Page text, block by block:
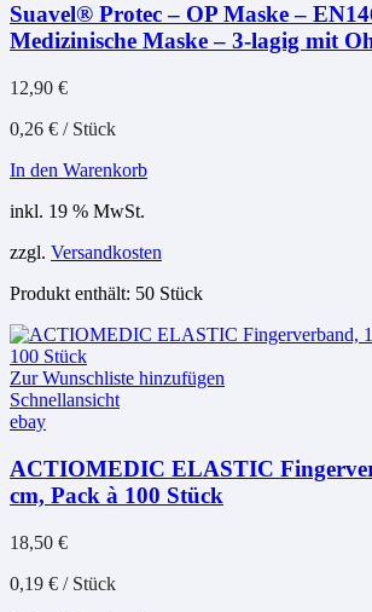
Suavel® Protec – OP Maske –
Medizinische Maske – 3-lagig mit
12,90 €
0,26 € / Stück
In den Warenkorb
inkl. 19 % MwSt.
zzgl. Versandkosten
Produkt enthält: 50 Stück
Zur Wunschliste hinzufügen
Schnellansicht
ebay
ACTIOMEDIC ELASTIC
cm, Pack à 100 Stück
18,50 €
0,19 € / Stück